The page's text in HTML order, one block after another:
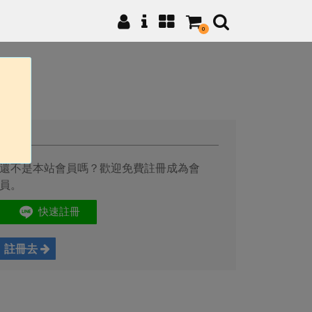
0
不是本站會員嗎？歡迎免費註冊成為會
。
註冊去